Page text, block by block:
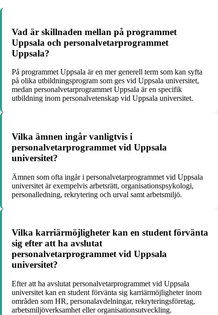
Vad är skillnaden mellan på programmet
Uppsala och personalvetarprogrammet
Uppsala?
På programmet Uppsala är en mer generell term som kan syfta
på olika utbildningsprogram som ges vid Uppsala universitet,
medan personalvetarprogrammet Uppsala är en specifik
utbildning inom personalvetenskap vid Uppsala universitet.
Vilka ämnen ingår vanligtvis i
personalvetarprogrammet vid Uppsala
universitet?
Ämnen som ofta ingår i personalvetarprogrammet vid Uppsala
universitet är exempelvis arbetsrätt, organisationspsykologi,
personalledning, rekrytering och urval samt arbetsmiljö.
Vilka karriärmöjligheter kan en student förvänta
sig efter att ha avslutat
personalvetarprogrammet vid Uppsala
universitet?
Efter att ha avslutat personalvetarprogrammet vid Uppsala
universitet kan en student förvänta sig karriärmöjligheter inom
områden som HR, personalavdelningar, rekryteringsföretag,
arbetsmiljöverksamhet eller organisationsutveckling.